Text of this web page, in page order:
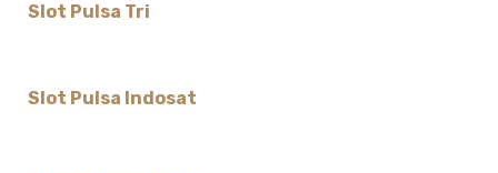
Slot Pulsa Tri
Slot Pulsa Indosat